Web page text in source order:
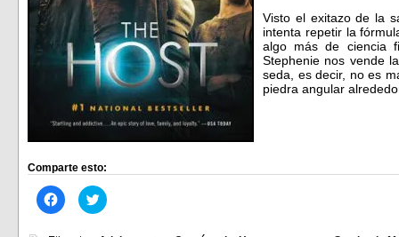
Visto el exitazo de la
intenta repetir la
algo más de ciencia
Stephenie nos vende
seda, es decir, no es
piedra angular
Comparte esto:
Haz
clic
Haz
clic